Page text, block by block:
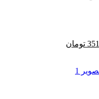
تومان